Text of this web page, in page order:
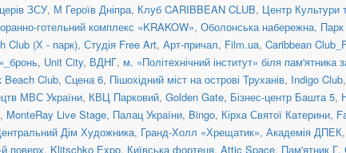
ЗСУ, М Героїв Дніпра, Клуб CARIBBEAN CLUB, Центр
готельний комплекс «KRAKOW», Оболонська набережна,
Club (Х - парк), Студія Free Art, Арт-причал, Film.ua, Caribbean
, Unit Сity, ВДНГ, м. «Політехнічний інститут» біля
Beach Club, Сцена 6, Пішохідний міст на острові Труханів, Indigo Club,
МВС України, КВЦ Парковий, Golden Gate, Бізнес-центр Башта 5,
, MonteRay Live Stage, Палац України, Bingo, Кірха Святої Катерини,
Дім Художника, Гранд-Холл «Хрещатик», Академія ДПЕК,
поверх, Klitschko Expo, Київська фортеця, Attic Space, Пам'ятник Г.